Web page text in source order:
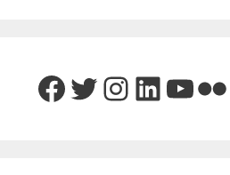
Facebook
Twitter